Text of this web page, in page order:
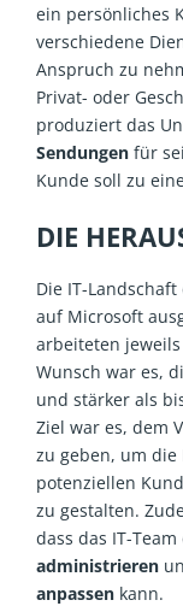
ein persönliches
verschiedene
Anspruch zu
Privat- oder
produziert das
Sendungenfür
Kunde soll zu
DIE
Die IT-
auf Microsoft
arbeiteten
Wunsch war es,
und stärker als
Ziel war es, dem
zu geben, um
potenziellen
zu gestalten.
dass das IT-Team
administrieren
anpassenkann.